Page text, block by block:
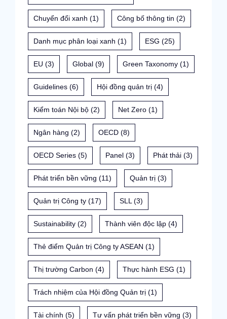
Chuyển đổi xanh (1) Công bố thông tin (2)
Danh mục phân loại xanh (1) ESG (25)
EU (3) Global (9) Green Taxonomy (1)
Guidelines (6) Hội đồng quản trị (4)
Kiểm toán Nội bộ (2) Net Zero (1)
Ngân hàng (2) OECD (8)
OECD Series (5) Panel (3) Phát thải (3)
Phát triển bền vững (11) Quản trị (3)
Quản trị Công ty (17) SLL (3)
Sustainability (2) Thành viên độc lập (4)
Thẻ điểm Quản trị Công ty ASEAN (1)
Thị trường Carbon (4) Thực hành ESG (1)
Trách nhiệm của Hội đồng Quản trị (1)
Tài chính (5) Tư vấn phát triển bền vững (3)